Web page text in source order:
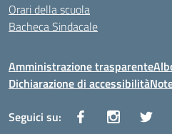
Orari della scuola
Bacheca Sindacale
Amministrazione trasparente
Dichiarazione di accessibilità
Seguici su: